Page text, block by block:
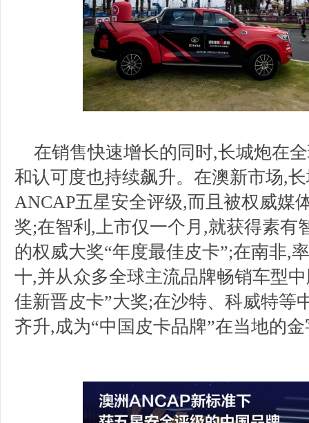
在销售快速增长的同时,长城炮在
和认可度也持续飙升。在澳新市场,
ANCAP五星安全评级,而且被权威媒
奖;在智利,上市仅一个月,就获得素有
的权威大奖“年度最佳皮卡”;在南非,
十,并从众多全球主流品牌畅销车型
佳新晋皮卡”大奖;在沙特、科威特等
齐升,成为“中国皮卡品牌”在当地的